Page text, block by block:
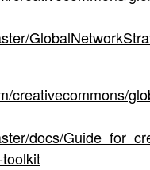
creativecommons/
docs/